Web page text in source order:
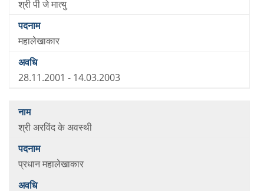
श्री पी जे मात्यु
महालेखाकार
28.11.2001 - 14.03.2003
श्री अरविंद के अवस्थी
प्रधान महालेखाकार